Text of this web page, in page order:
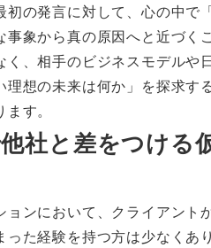
の発言に対して、心の中で
象から真の原因へと近づく
、相手のビジネスモデルや
想の未来は何か」を探求す
す。
社と差をつける
ンにおいて、クライアント
た経験を持つ方は少なくあ